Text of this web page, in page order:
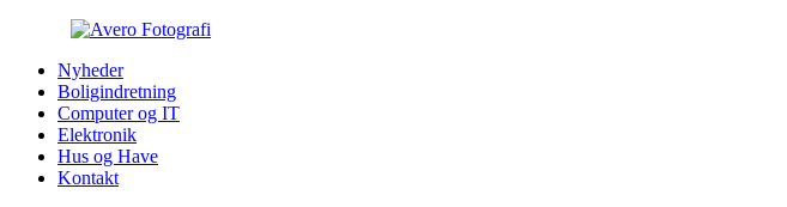
Nyheder
Boligindretning
Computer og IT
Elektronik
Hus og Have
Kontakt